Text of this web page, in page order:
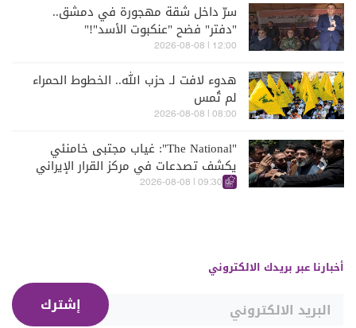
سرّ داخل شقة مهجورة في دمشق..
"دفتر" فضح "عنكبوت الأسد"!"
12:00 | 2026-08-08
هدوء لافت لـ حزب الله.. الخطوط الحمراء
لم تُمس
08:00 | 2026-08-08
"The National": غياب مجتبى خامنئي
يكشف تصدعات في مركز القرار الإيراني
09:30 | 2026-08-08
أخبارنا عبر بريدك الالكتروني
إشترك